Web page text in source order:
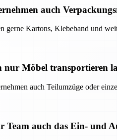
auch
gerne Kartons, Klebeband und
nur Möbel transportieren
auch Teilumzüge oder
Team auch das Ein- und